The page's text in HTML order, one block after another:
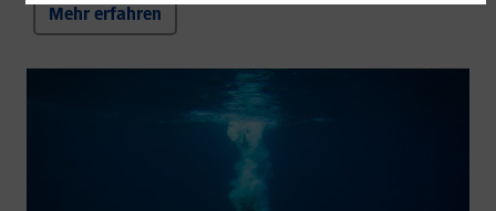
Mehr erfahren